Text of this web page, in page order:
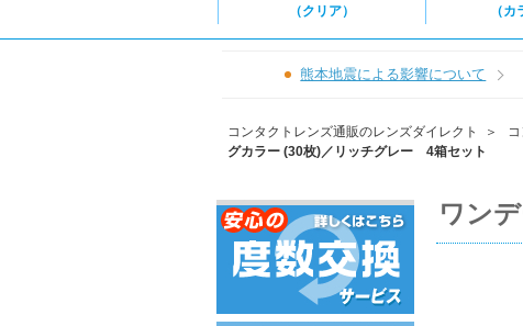
（クリア）
（カ
熊本地震による影響について
コンタクトレンズ通販のレンズダイレクト ＞
グカラー (30枚)／リッチグレー 4箱セット
ワン